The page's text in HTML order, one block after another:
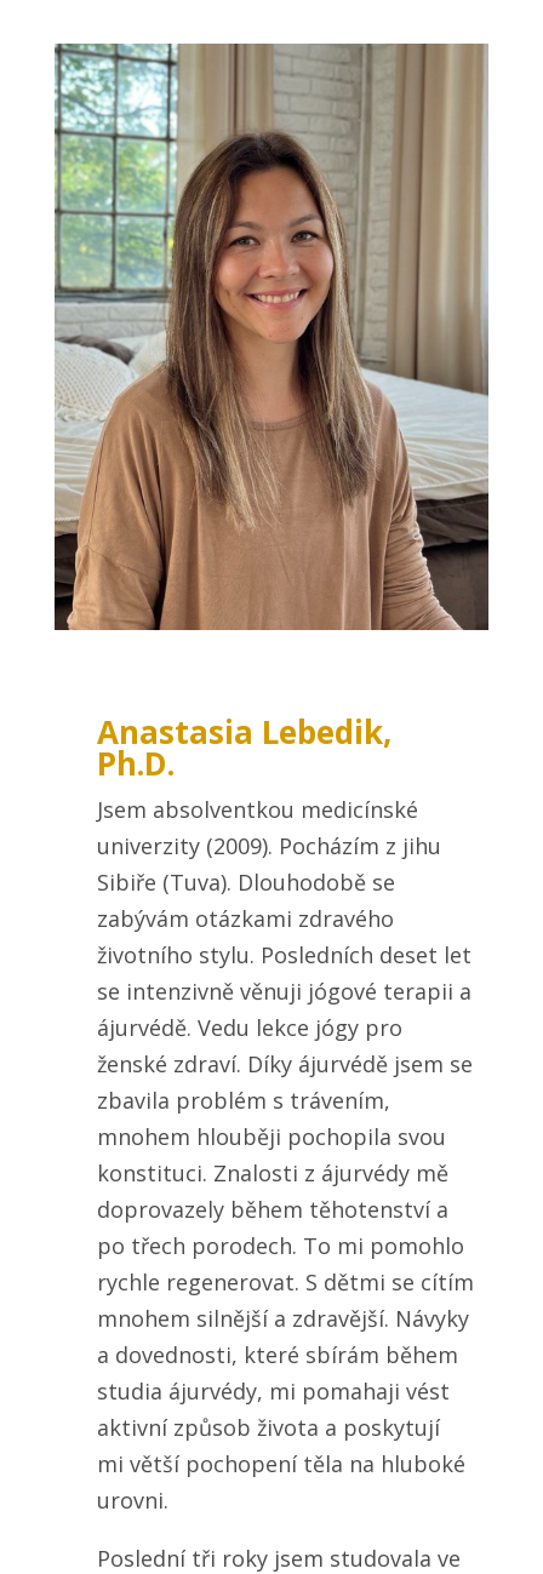
Anastasia Lebedik,
Ph.D.
Jsem absolventkou medicínské
univerzity (2009). Pocházím z jihu
Sibiře (Tuva). Dlouhodobě se
zabývám otázkami zdravého
životního stylu. Posledních deset let
se intenzivně věnuji jógové terapii a
ájurvédě. Vedu lekce jógy pro
ženské zdraví. Díky ájurvédě jsem se
zbavila problém s trávením,
mnohem hlouběji pochopila svou
konstituci. Znalosti z ájurvédy mě
doprovazely během těhotenství a
po třech porodech. To mi pomohlo
rychle regenerovat. S dětmi se cítím
mnohem silnější a zdravější. Návyky
a dovednosti, které sbírám během
studia ájurvédy, mi pomahaji vést
aktivní způsob života a poskytují
mi větší pochopení těla na hluboké
urovni.
Poslední tři roky jsem studovala ve